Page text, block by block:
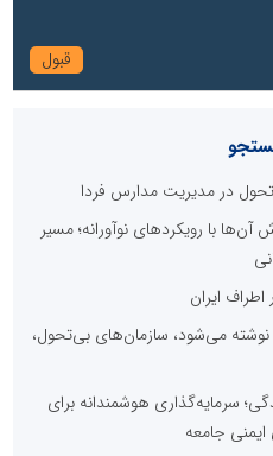
تحول در مدیریت مدارس فردا
با رویکردهای نوآورانه؛ مسیر
ایران
می‌شود، سازمان‌های بی‌تحول،
سرمایه‌گذاری هوشمندانه برای
جامعه